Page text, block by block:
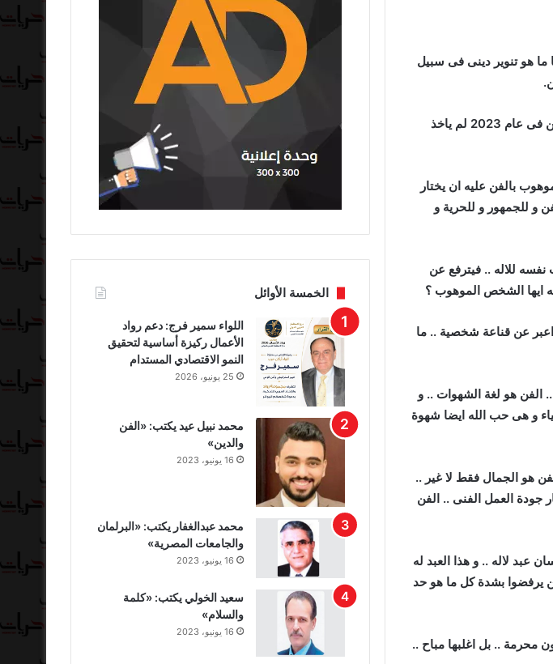
هو تنوير دينى فى سبيل
فنحن نتحدث عن الحواجز و الخطوط و الرماديات اللا متناهية .. ولكن المدهش فالامر و نحن فى عام 2023 لم ياخذ
بالفن عليه ان يختار
للجمهور و للحرية و
للاله .. فيترفع عن
ايها الشخص الموهوب ؟
اعبر عن قناعة شخصية .. ما
الفن هو لغة الشهوات .. و
و هى حب الله ايضا شهوة
هو الجمال فقط لا غير ..
جودة العمل الفنى .. الفن
عبد لاله .. و هذا العبد له
يرفضوا بشدة كل ما هو حد
محرمة .. بل اغلبها مباح ..
الخمسة الأوائل
اللواء سمير فرج: دعم رواد
الأعمال ركيزة أساسية لتحقيق
النمو الاقتصادي المستدام
25 يونيو، 2026
محمد نبيل عيد يكتب: «الفن
والدين»
16 يونيو، 2023
محمد عبدالغفار يكتب: «البرلمان
والجامعات المصرية»
16 يونيو، 2023
سعيد الخولي يكتب: «كلمة
والسلام»
16 يونيو، 2023